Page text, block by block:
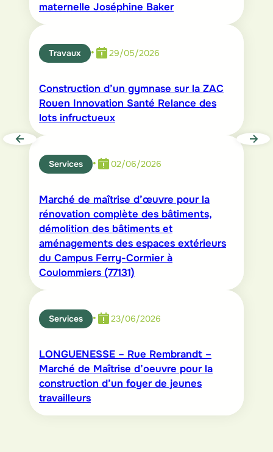
maternelle Joséphine Baker
Travaux • 29/05/2026
Construction d’un gymnase sur la ZAC
Rouen Innovation Santé Relance des
lots infructueux
Services • 02/06/2026
Marché de maîtrise d’œuvre pour la
rénovation complète des bâtiments,
démolition des bâtiments et
aménagements des espaces extérieurs
du Campus Ferry-Cormier à
Coulommiers (77131)
Services • 23/06/2026
LONGUENESSE – Rue Rembrandt –
Marché de Maîtrise d’oeuvre pour la
construction d’un foyer de jeunes
travailleurs